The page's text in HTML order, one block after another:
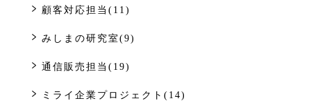
顧客対応担当(11)
みしまの研究室(9)
通信販売担当(19)
ミライ企業プロジェクト(14)